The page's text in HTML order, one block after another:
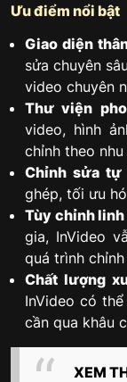
Ưu điểm nổi bật
Giao diện
sửa chuyên
video chuyên
Thư viện
video, hình
chỉnh theo nhu
Chỉnh sửa tự
ghép, tối ưu
Tùy chỉnh linh
gia, InVideo
quá trình chỉnh
Chất lượng
InVideo có
cần qua khâu
XEM